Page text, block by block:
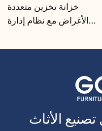
خزانة تخزين متعددة
الأغراض مع نظام إدارة
الأثاث